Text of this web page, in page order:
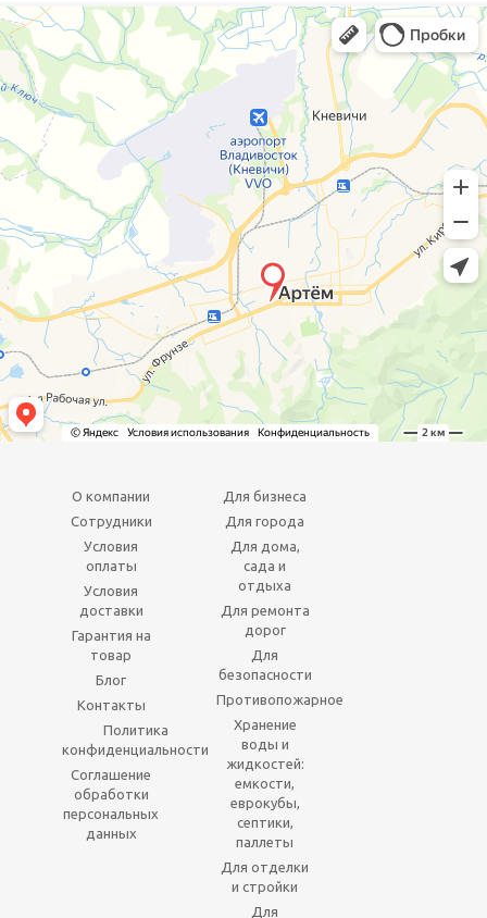
О компании
Сотрудники
Условия
оплаты
Условия
доставки
Гарантия на
товар
Блог
Контакты
Политика
конфиденциальности
Соглашение
обработки
персональных
данных
Для бизнеса
Для города
Для дома,
сада и
отдыха
Для ремонта
дорог
Для
безопасности
Противопожарное
Хранение
воды и
жидкостей:
емкости,
еврокубы,
септики,
паллеты
Для отделки
и стройки
Для